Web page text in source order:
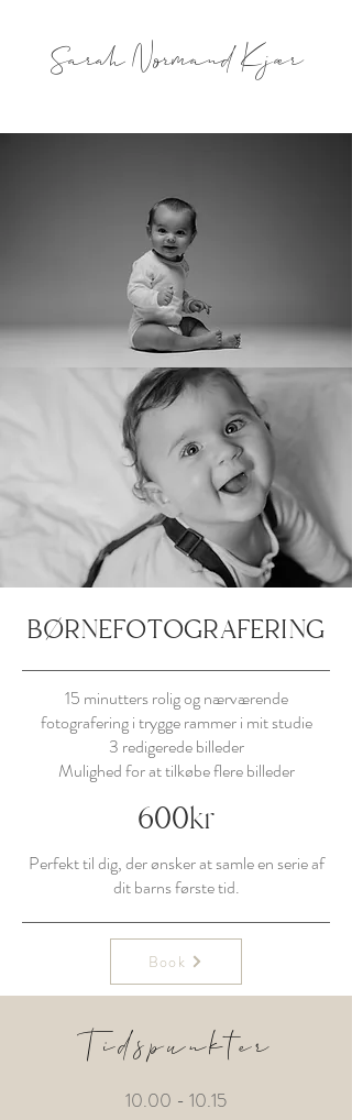
Sarah Normand Kjær
BØRNEFOTOGRAFERING
15 minutters rolig og nærværende
fotografering i trygge rammer i mit studie
3 redigerede billeder
Mulighed for at tilkøbe flere billeder
600kr
Perfekt til dig, der ønsker at samle en serie af
dit barns første tid.
Book
Tidspunkter
10.00 - 10.15